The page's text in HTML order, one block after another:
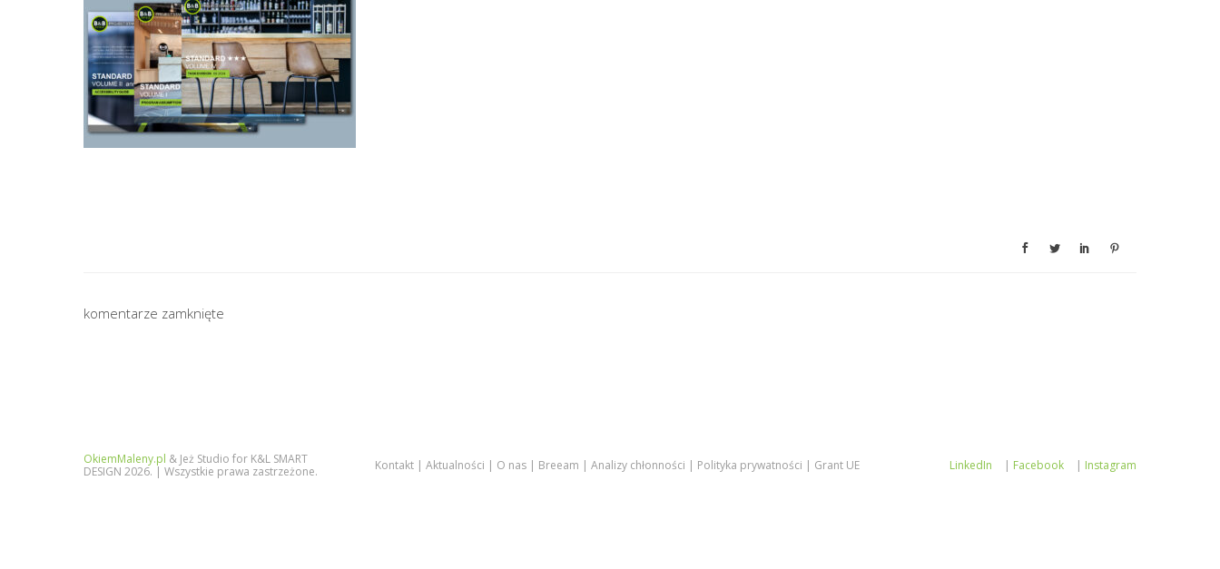
komentarze zamknięte
OkiemMaleny.pl & Jeż Studio for K&L SMART
DESIGN 2026. | Wszystkie prawa zastrzeżone.
Kontakt Aktualności O nas Breeam Analizy chłonności Polityka prywatności Grant UE LinkedIn | Facebook | Instagram